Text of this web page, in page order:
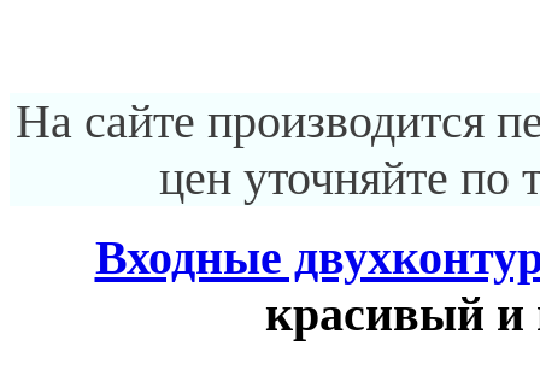
На сайте производится
цен уточняйте по
Входные
красивый и